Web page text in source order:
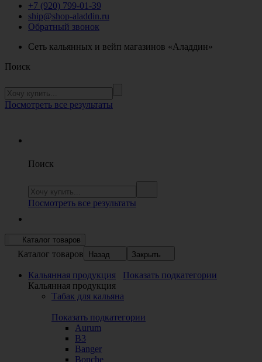
+7 (920) 799-01-39
ship@shop-aladdin.ru
Обратный звонок
Сеть кальянных и вейп магазинов «Аладдин»
Поиск
Посмотреть все результаты
Поиск
Посмотреть все результаты
Каталог товаров
Каталог товаров Назад Закрыть
Кальянная продукция
Показать подкатегории
Кальянная продукция
Табак для кальяна
Показать подкатегории
Aurum
B3
Banger
Bonche